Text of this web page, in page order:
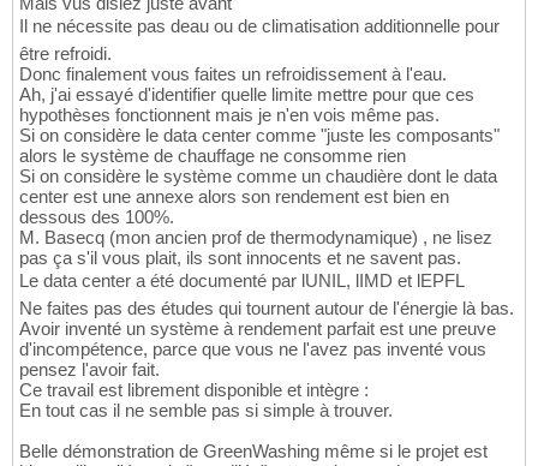
Il ne nécessite pas deau ou de climatisation additionnelle pour
être refroidi.
Donc finalement vous faites un refroidissement à l'eau.
Ah, j'ai essayé d'identifier quelle limite mettre pour que ces
hypothèses fonctionnent mais je n'en vois même pas.
Si on considère le data center comme "juste les composants"
alors le système de chauffage ne consomme rien
Si on considère le système comme un chaudière dont le data
center est une annexe alors son rendement est bien en
dessous des 100%.
M. Basecq (mon ancien prof de thermodynamique) , ne lisez
pas ça s'il vous plait, ils sont innocents et ne savent pas.
Le data center a été documenté par lUNIL, lIMD et lEPFL
Ne faites pas des études qui tournent autour de l'énergie là bas.
Avoir inventé un système à rendement parfait est une preuve
d'incompétence, parce que vous ne l'avez pas inventé vous
pensez l'avoir fait.
Ce travail est librement disponible et intègre :
En tout cas il ne semble pas si simple à trouver.
Belle démonstration de GreenWashing même si le projet est